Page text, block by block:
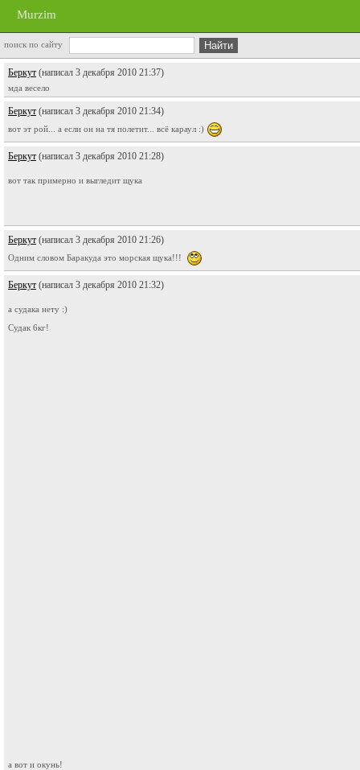
Murzim
поиск по сайту
Беркут (написал 3 декабря 2010 21:37)
мда весело
Беркут (написал 3 декабря 2010 21:34)
вот эт рой... а если он на тя полетит... всё караул :)
Беркут (написал 3 декабря 2010 21:28)
вот так примерно и выгледит щука
Беркут (написал 3 декабря 2010 21:26)
Одним словом Баракуда это морская щука!!!
Беркут (написал 3 декабря 2010 21:32)
а судака нету :)
Судак 6кг!
а вот и окунь!